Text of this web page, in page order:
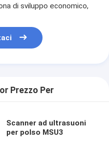
di sviluppo economico,
Prezzo Per
Scanner ad ultrasuoni
per polso MSU3